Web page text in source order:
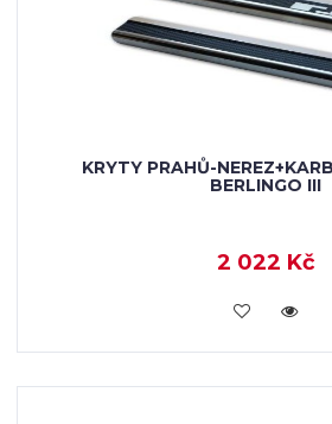
KRYTY PRAHŮ-
BERLINGO III
2 022 Kč
KOUPIT